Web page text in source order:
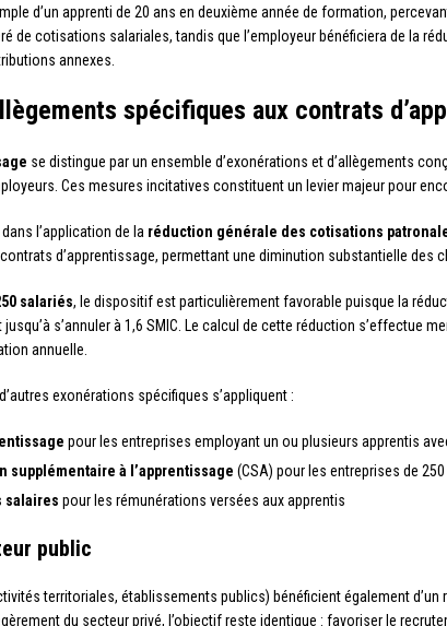
d’un apprenti de 20 ans en deuxième année de formation,
de cotisations salariales, tandis que l’employeur bénéficiera de la
annexes.
spécifiques aux contrats
se distingue par un ensemble d’exonérations et d’allègements
Ces mesures incitatives constituent un levier majeur pour
l’application de la réduction générale des cotisations
d’apprentissage, permettant une diminution substantielle des
salariés, le dispositif est particulièrement favorable puisque la
s’annuler à 1,6 SMIC. Le calcul de cette réduction s’effectue
annuelle.
exonérations spécifiques s’appliquent :
pour les entreprises employant un ou plusieurs apprentis
supplémentaire à l’apprentissage (CSA) pour les entreprises de
salaires pour les rémunérations versées aux apprentis
public
territoriales, établissements publics) bénéficient également
du secteur privé, l’objectif reste identique : favoriser le